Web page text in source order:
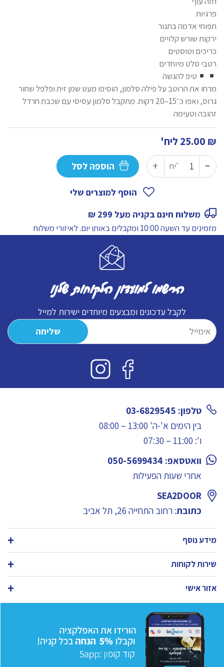
פרגיות
תפוחי אדמה בתנור
ירקות שורש קלויים
כריכים וטוסטים
רטבי סלט מיוחדים
︎טיפ להגשה
מרחו את הרוטב על פילה סלמון, הוסיפו מעט שמן זית ופלפל שחור
גרוס, ואפו כ־15–20 דקות. מתקבל סלמון עסיסי עם שכבת חרדל
זהובה וטעימה
25.00 ₪ ליח'
-
כמות
של
יח' + הוספה לסל
הוסף למוצרים שלי
משלוח חינם בקניה מעל 299 ₪
מזמינים עד השעה 10:00 ומקבלים באותו יום. לאיזורי משלוח
הרשמו למועדון הלקוחות שלנו
לקבל עדכונים ומבצעים מיוחדים ישירות למייל
טלפון: 03-6829545
בין הימים א'-ה' 13:00 – 08:00
ו': 11:00 – 07:30
וואטסאפ: 050-5699434
אחרי שעות הפעילות
SEA2DOOR
כתובת: רחוב התחייה 26, תל אביב
מידע נוסף
שירות לקוחות
אזור אישי